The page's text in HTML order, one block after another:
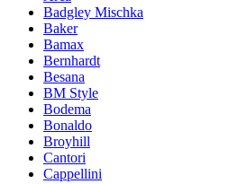
Badgley Mischka
Baker
Bamax
Bernhardt
Besana
BM Style
Bodema
Bonaldo
Broyhill
Cantori
Cappellini